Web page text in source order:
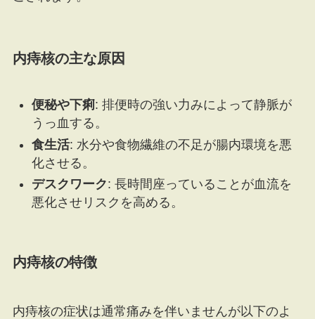
内痔核の主な原因
便秘や下痢: 排便時の強い力みによって静脈が
うっ血する。
食生活: 水分や食物繊維の不足が腸内環境を悪
化させる。
デスクワーク: 長時間座っていることが血流を
悪化させリスクを高める。
内痔核の特徴
内痔核の症状は通常痛みを伴いませんが以下のよ